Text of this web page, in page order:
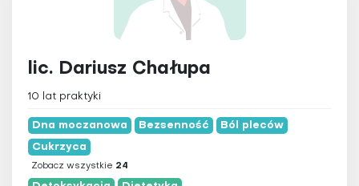
lic. Dariusz Chałupa
10 lat praktyki
Dna moczanowa Bezsenność Ból pleców
Cukrzyca
Zobacz wszystkie 24